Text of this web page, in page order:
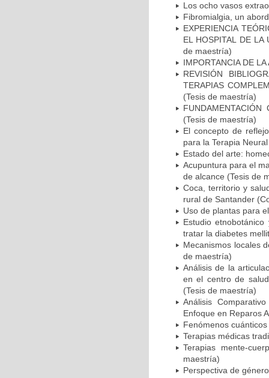
Los ocho vasos
Fibromialgia, un
EXPERIENCIA
EL HOSPITAL DE LA
de maestría)
IMPORTANCIA DE
REVISIÓN
TERAPIAS
(Tesis de maestría)
(Tesis de maestría)
El concepto de
para la Terapia
Estado del arte:
Acupuntura para el
de alcance (Tesis de
Coca, territorio y
rural de Santander
Uso de plantas para
Estudio
tratar la diabetes
Mecanismos locales
de maestría)
Análisis de la
en el centro de
(Tesis de maestría)
Análisis
Enfoque en Reparos
Fenómenos
Terapias médicas
Terapias mente-
maestría)
Perspectiva de